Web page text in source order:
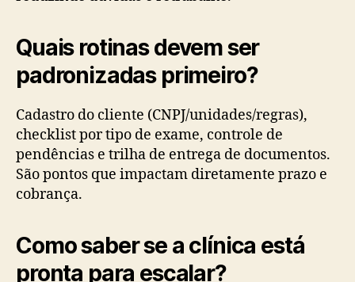
Quais rotinas devem ser
padronizadas primeiro?
Cadastro do cliente (CNPJ/unidades/regras),
checklist por tipo de exame, controle de
pendências e trilha de entrega de documentos.
São pontos que impactam diretamente prazo e
cobrança.
Como saber se a clínica está
pronta para escalar?